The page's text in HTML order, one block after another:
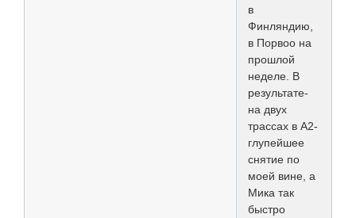
в
Финляндию,
в Порвоо на
прошлой
неделе. В
результате-
на двух
трассах в А2-
глупейшее
снятие по
моей вине, а
Мика так
быстро